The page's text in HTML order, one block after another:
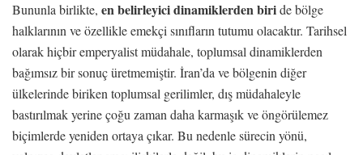
Bununla birlikte, en belirleyici dinamiklerdenbiride bölge
halklarının ve özellikle emekçi sınıfların tutumu olacaktır. Tarihsel
olarak hiçbir emperyalist müdahale, toplumsal dinamiklerden
bağımsız bir sonuç üretmemiştir. İran’da ve bölgenin diğer
ülkelerinde biriken toplumsal gerilimler, dış müdahaleyle
bastırılmak yerine çoğu zaman daha karmaşık ve öngörülemez
biçimlerde yeniden ortaya çıkar. Bu nedenle sürecin yönü,